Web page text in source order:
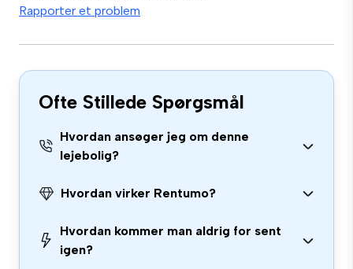
Rapporter et problem
Ofte Stillede Spørgsmål
Hvordan ansøger jeg om denne
lejebolig?
Hvordan virker Rentumo?
Hvordan kommer man aldrig for sent
igen?